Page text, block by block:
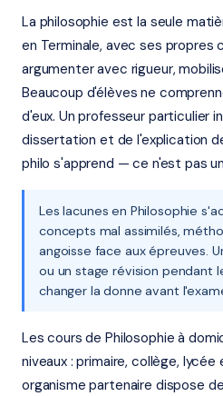
La philosophie est la seule
en Terminale, avec ses propres
argumenter avec rigueur,
Beaucoup d'élèves ne
d'eux. Un professeur particulier
dissertation et de l'explication
philo s'apprend — ce n'est pas
Les lacunes en Philosophie
concepts mal assimilés,
angoisse face aux épreuves.
ou un stage révision pendant
changer la donne avant
Les cours de Philosophie à
niveaux : primaire, collège,
organisme partenaire dispose